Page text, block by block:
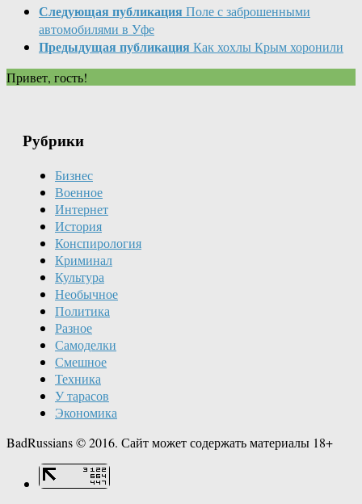
Следующая публикация Поле с заброшенными
автомобилями в Уфе
Предыдущая публикация Как хохлы Крым хоронили
Привет, гость!
Рубрики
Бизнес
Военное
Интернет
История
Конспирология
Криминал
Культура
Необычное
Политика
Разное
Самоделки
Смешное
Техника
У тарасов
Экономика
BadRussians © 2016. Сайт может содержать материалы 18+